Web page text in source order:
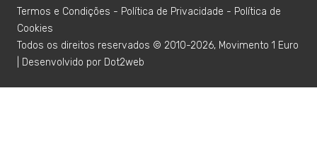
Termos e Condições - Política de Privacidade - Política de
Cookies
Todos os direitos reservados © 2010-2026, Movimento 1 Euro
| Desenvolvido por Dot2web